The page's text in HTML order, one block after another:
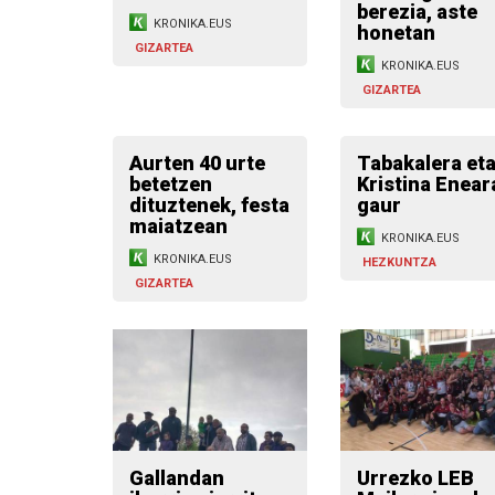
KRONIKA.EUS
GIZARTEA
berezia, aste
honetan
KRONIKA.EUS
GIZARTEA
Aurten 40 urte
betetzen
dituztenek, festa
maiatzean
KRONIKA.EUS
GIZARTEA
Tabakalera eta
Kristina
gaur
KRONIKA.EUS
HEZKUNTZA
Gallandan
Urrezko LEB